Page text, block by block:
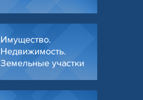
Имущество.
Недвижимость.
Земельные участки